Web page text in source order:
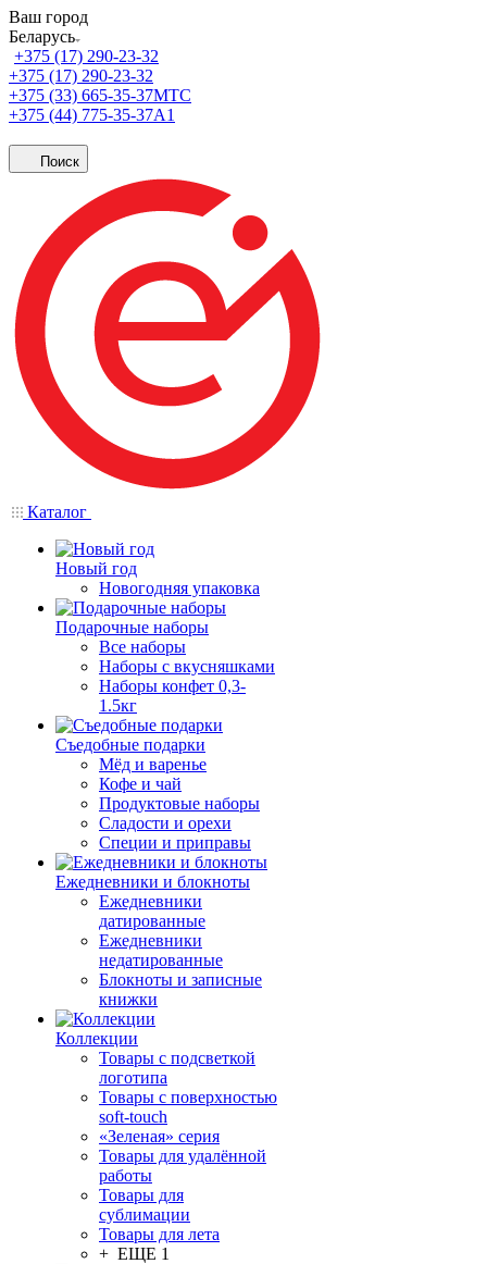
Ваш город
Беларусь
+375 (17) 290-23-32
+375 (17) 290-23-32
+375 (33) 665-35-37МТС
+375 (44) 775-35-37А1
Поиск
Каталог
Новый год
Новогодняя упаковка
Подарочные наборы
Все наборы
Наборы с вкусняшками
Наборы конфет 0,3-
1.5кг
Съедобные подарки
Мёд и варенье
Кофе и чай
Продуктовые наборы
Сладости и орехи
Специи и приправы
Ежедневники и блокноты
Ежедневники
датированные
Ежедневники
недатированные
Блокноты и записные
книжки
Коллекции
Товары с подсветкой
логотипа
Товары с поверхностью
soft-touch
«Зеленая» серия
Товары для удалённой
работы
Товары для
сублимации
Товары для лета
+ ЕЩЕ 1